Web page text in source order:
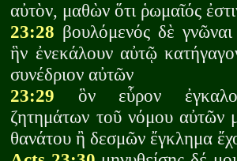
αὐτὸν, μαθὼν ὅτι ῥωμαῖός
23:28 βουλόμενός δὲ γνῶναι
ἣν ἐνεκάλουν αὐτῷ
συνέδριον αὐτῶν
23:29 ὃν εὗρον
ζητημάτων τοῦ νόμου αὐτῶν
θανάτου ἢ δεσμῶν ἔγκλημα